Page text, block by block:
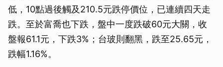
低，10點過後觸及210.5元跌停價位，已連續四天走
跌。至於富喬也下跌，盤中一度跌破60元大關，收
盤報61.1元，下跌3%；台玻則翻黑，跌至25.65元，
跌幅1.16%。